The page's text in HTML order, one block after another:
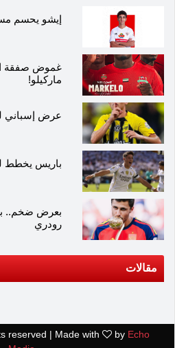
إيشو يحسم
غموض صفقة
ماركيلو!
عرض إسباني
باريس يخطط
بعرض ضخم..
رودري
مقالات
reserved | Made with by Echo